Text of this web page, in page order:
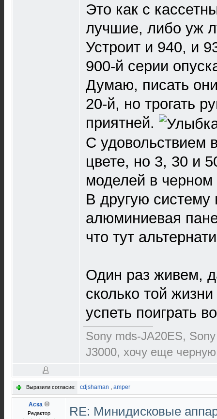
Это как с
лучшие, либо уж
Устроит и 940, и
900-й серии
Думаю, писать
20-й, но трогать
приятней.
С удовольствием
цвете, но 3, 30 и
моделей в
В другую
алюминиевая
что тут
Один раз живем,
сколько той
успеть поиграть
Sony mds-JA20ES,
J3000, хочу еще черную
Выразили согласие: cdjshaman , amper
Аска
Редактор
RE: Минидисковые